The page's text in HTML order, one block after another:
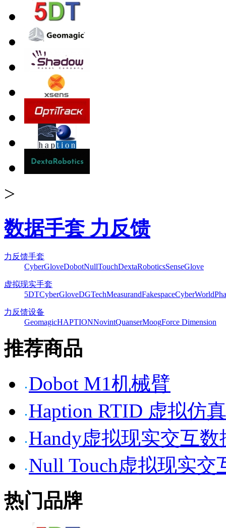
>
数据手套 力反馈
力反馈手套
CyberGloveDobotNullTouchDextaRoboticsSenseGlove
虚拟现实手套
5DTCyberGloveDGTechMeasurandFakespaceCyberWorld
力反馈设备
GeomagicHAPTIONNovintQuanserMoogForce Dimension
推荐商品
Dobot M1机械臂
Haption RTID 虚拟仿
Handy虚拟现实交互数
Null Touch虚拟现实交
热门品牌